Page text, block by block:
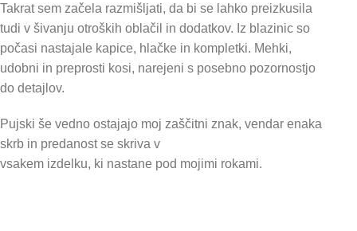
Takrat sem začela razmišljati, da bi se lahko preizkusila
tudi v šivanju otroških oblačil in dodatkov. Iz blazinic so
počasi nastajale kapice, hlačke in kompletki. Mehki,
udobni in preprosti kosi, narejeni s posebno pozornostjo
do detajlov.
Pujski še vedno ostajajo moj zaščitni znak, vendar enaka
skrb in predanost se skriva v
vsakem izdelku, ki nastane pod mojimi rokami.